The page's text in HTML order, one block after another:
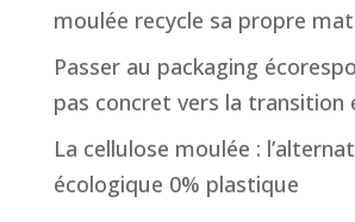
moulée recycle sa propre
Passer au packaging
pas concret vers la transition
La cellulose moulée :
écologique 0% plastique